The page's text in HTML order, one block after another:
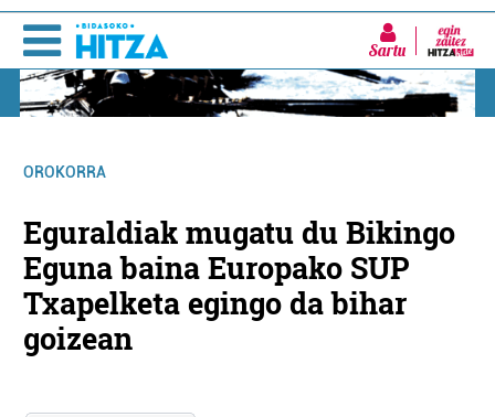
Sartu
OROKORRA
Eguraldiak mugatu du Bikingo
Eguna baina Europako SUP
Txapelketa egingo da bihar
goizean